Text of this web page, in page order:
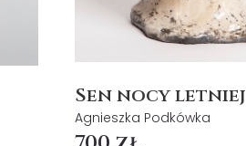
Sen nocy letniej
Agnieszka Podkówka